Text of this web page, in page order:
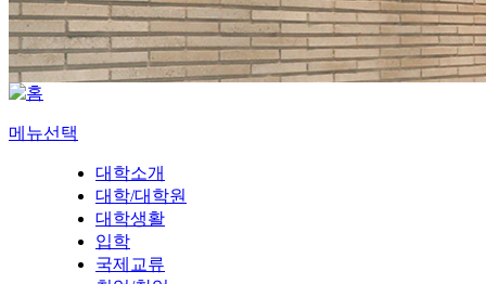
메뉴선택
대학소개
대학/대학원
대학생활
입학
국제교류